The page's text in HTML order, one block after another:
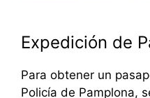
Expedición de
Para obtener un
Policía de Pamplona,